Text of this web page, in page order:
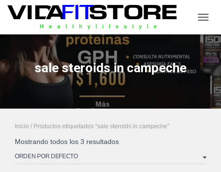
sale steroids in campeche
Inicio / Productos etiquetados “sale steroids in campeche”
Mostrando todos los 3 resultados